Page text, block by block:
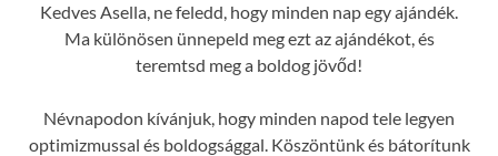
Kedves Asella, ne feledd, hogy minden nap egy ajándék.
Ma különösen ünnepeld meg ezt az ajándékot, és
teremtsd meg a boldog jövőd!
Névnapodon kívánjuk, hogy minden napod tele legyen
optimizmussal és boldogsággal. Köszöntünk és bátorítunk